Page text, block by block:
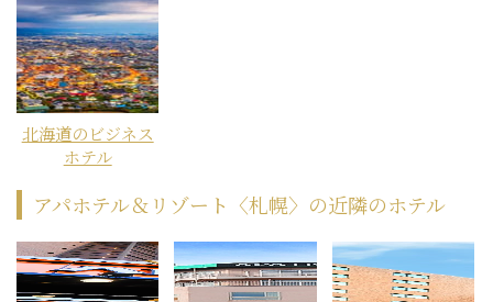
北海道のビジネス
ホテル
アパホテル＆リゾート〈札幌〉の近隣のホテル